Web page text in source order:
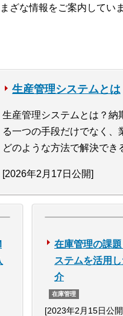
ざな情報をご案内していま
生産管理システムとは
生産管理システムとは？納
る一つの手段だけでなく
どのような方法で解決でき
[2026年2月17日公開]
在庫管理の課
ステムを活用
介
在庫管理
[2023年2月15日公